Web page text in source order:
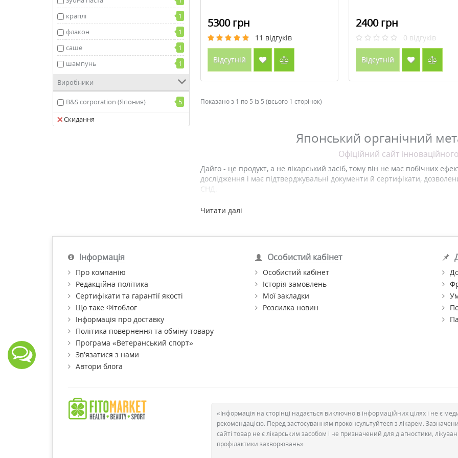
краплі
1
флакон
1
саше
1
шампунь
1
Виробники
B&S corporation (Япония)
5
Скидання
5300 грн
11 відгуків
Відсутній
2400 грн
0 відгуків
Відсутній
Показано з 1 по 5 із 5 (всього 1 сторінок)
Японський органічний
Офіційний сайт
Дайго - це продукт, а не лікарський засіб, тому він не має побічних
дослідження і має підтверджувальні документи й сертифікати,
СНД.
дослідників і підприємців вражає. На сьогодні компанія B & S
людей.
Читати далі
Інформація
Про компанію
Редакційна політика
Сертифікати та гарантії якості
Що таке Фітоблог
Інформація про доставку
Політика повернення та обміну товару
Програма «Ветеранський спорт»
Зв’язатися з нами
Автори блога
Особистий кабінет
Особистий кабінет
Історія замовлень
Мої закладки
Розсилка новин
«Інформація на сторінці надається виключно в інформаційних цілях і не є
рекомендацією. Перед застосуванням проконсультуйтеся з лікарем.
сайті товар не є лікарським засобом і не призначений для діагностики,
профілактики захворювань»